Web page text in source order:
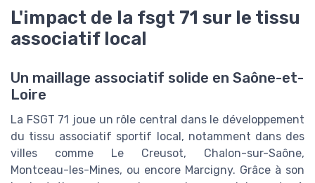
L'impact de la fsgt 71 sur le tissu
associatif local
Un maillage associatif solide en Saône-et-
Loire
La FSGT 71 joue un rôle central dans le développement
du tissu associatif sportif local, notamment dans des
villes comme Le Creusot, Chalon-sur-Saône,
Montceau-les-Mines, ou encore Marcigny. Grâce à son